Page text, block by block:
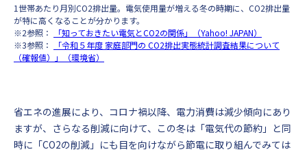
1世帯あたり月別CO2排出量。電気使用量が増える冬の時期に、CO2排出量
が特に高くなることが分かります。
※2参照：
「知っておきたい電気とCO2の関係」（Yahoo! JAPAN）
※3参照：
「令和５年度 家庭部門の CO2排出実態統計調査結果について
（確報値）」（環境省）
省エネの進展により、コロナ禍以降、電力消費は減少傾向にあり
ますが、さらなる削減に向けて、この冬は「電気代の節約」と同
時に「CO2の削減」にも目を向けながら節電に取り組んでみては